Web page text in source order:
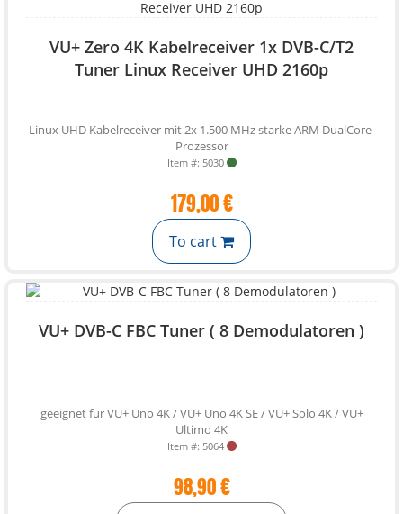
VU+ Zero 4K Kabelreceiver 1x DVB-C/T2
Tuner Linux Receiver UHD 2160p
Linux UHD Kabelreceiver mit 2x 1.500 MHz starke ARM DualCore-
Prozessor
Item #: 5030
179,00 €
To cart
VU+ DVB-C FBC Tuner ( 8 Demodulatoren )
geeignet für VU+ Uno 4K / VU+ Uno 4K SE / VU+ Solo 4K / VU+
Ultimo 4K
Item #: 5064
98,90 €